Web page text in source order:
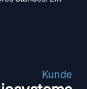
Kunde